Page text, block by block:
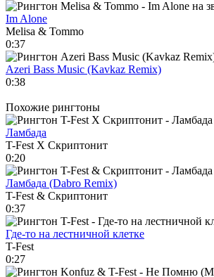
Im Alone
Melisa & Tommo
0:37
Azeri Bass Music (Kavkaz Remix)
0:38
Похожие рингтоны
Ламбада
T-Fest Х Скриптонит
0:20
Ламбада (Dabro Remix)
T-Fest & Скриптонит
0:37
Где-то на лестничной клетке
T-Fest
0:27